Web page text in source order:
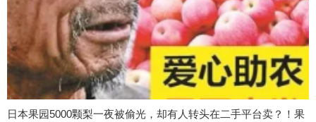
日本果园5000颗梨一夜被偷光，却有人转头在二手平台卖？！果